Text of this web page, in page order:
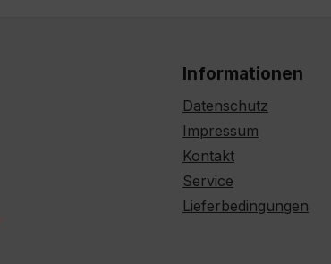
Informationen
Datenschutz
Impressum
Kontakt
Service
Lieferbedingungen